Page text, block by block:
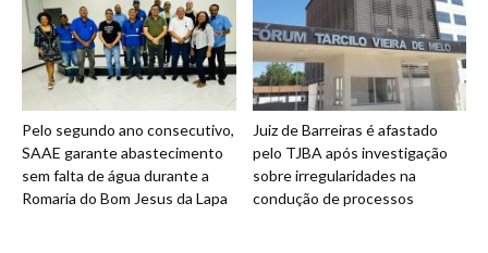
Pelo segundo ano consecutivo,
SAAE garante abastecimento
sem falta de água durante a
Romaria do Bom Jesus da Lapa
Juiz de Barreiras é afastado
pelo TJBA após investigação
sobre irregularidades na
condução de processos